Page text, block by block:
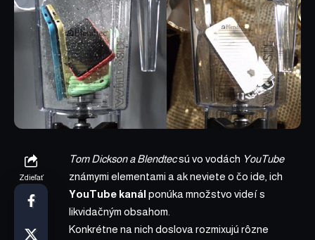
Zdieľať
Tom Dickson a Blendtecsú vo vodách YouTube
známymi elementami a ak neviete o čo ide, ich
YouTube kanál ponúka množstvo videí s
likvidačným obsahom.
Konkrétne na nich doslova rozmixujú rôzne